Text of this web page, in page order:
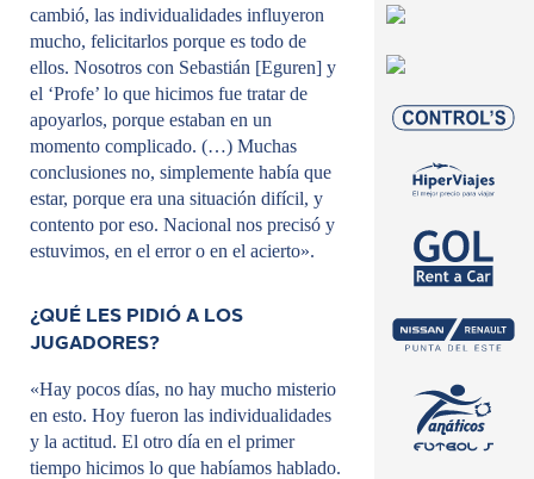
cambió, las individualidades influyeron
mucho, felicitarlos porque es todo de
ellos. Nosotros con Sebastián [Eguren] y
el ‘Profe’ lo que hicimos fue tratar de
apoyarlos, porque estaban en un
momento complicado. (…) Muchas
conclusiones no, simplemente había que
estar, porque era una situación difícil, y
contento por eso. Nacional nos precisó y
estuvimos, en el error o en el acierto».
¿QUÉ LES PIDIÓ A LOS
JUGADORES?
«Hay pocos días, no hay mucho misterio
en esto. Hoy fueron las individualidades
y la actitud. El otro día en el primer
tiempo hicimos lo que habíamos hablado.